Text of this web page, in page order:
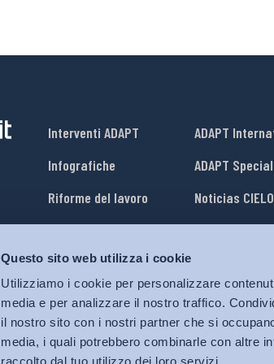
Questo sito web utilizza i cookie
Utilizziamo i cookie per personalizzare
media e per analizzare il nostro traffico.
il nostro sito con i nostri partner che si
media, i quali potrebbero combinarle con altre
Interventi ADAPT
Infografiche
Riforme del lavoro
Mercato del lavoro
Relazioni industriali
Salute e sicurezza
Welfare
ADAPT
ADAPT
Noticias CIELO